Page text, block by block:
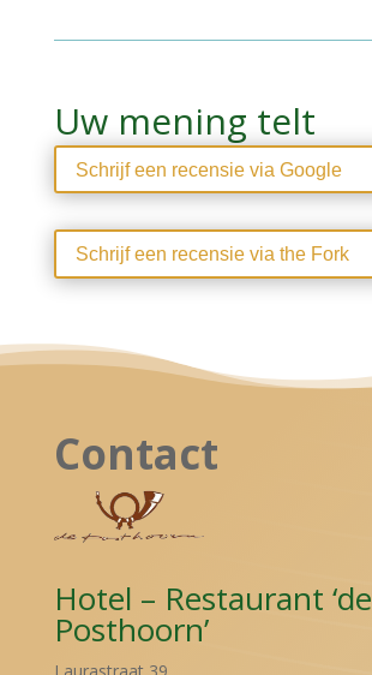
Uw mening telt
Schrijf een recensie via Google
Schrijf een recensie via the Fork
Contact
Hotel – Restaurant ‘de
Posthoorn’